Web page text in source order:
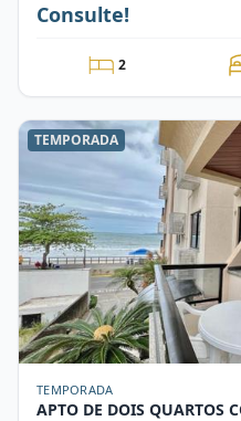
Consulte!
2
TEMPORADA
TEMPORADA
APTO DE DOIS QUARTOS